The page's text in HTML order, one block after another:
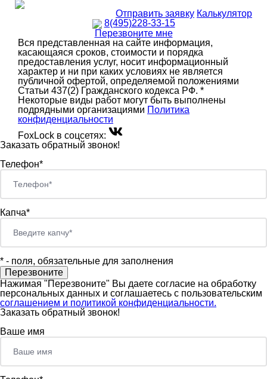
Отправить заявку Калькулятор
8(495)228-33-15
Перезвоните мне
Вся представленная на сайте информация,
касающаяся сроков, стоимости и порядка
предоставления услуг, носит информационный
характер и ни при каких условиях не является
публичной офертой, определяемой положениями
Статьи 437(2) Гражданского кодекса РФ. *
Некоторые виды работ могут быть выполнены
подрядными организациями Политика
конфиденциальности
FoxLock в соцсетях:
Заказать обратный звонок!
Телефон*
Капча*
* - поля, обязательные для заполнения
Нажимая "Перезвоните" Вы даете согласие на обработку
персональных данных и соглашаетесь c пользовательским
соглашением и политикой конфиденциальности.
Заказать обратный звонок!
Ваше имя